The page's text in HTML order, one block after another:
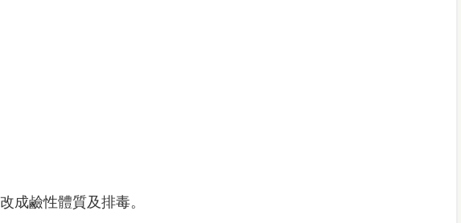
成鹼性體質及排毒。